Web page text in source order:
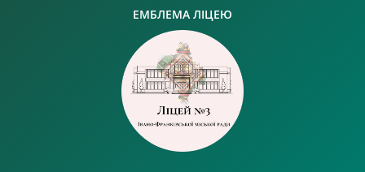
ЕМБЛЕМА ЛІЦЕЮ